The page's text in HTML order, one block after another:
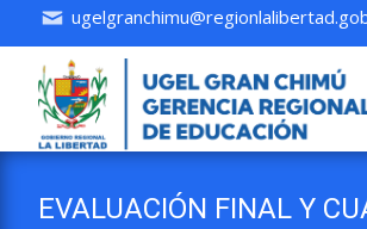
EVALUACIÓN FINAL Y